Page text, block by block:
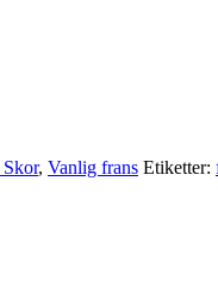
, Vanlig frans Etiketter: